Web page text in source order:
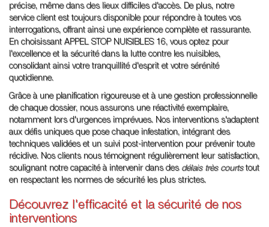
précise, même dans des lieux difficiles d'accès. De plus, notre
service client est toujours disponible pour répondre à toutes vos
interrogations, offrant ainsi une expérience complète et rassurante.
En choisissant APPEL STOP NUISIBLES 16, vous optez pour
l'excellence et la sécurité dans la lutte contre les nuisibles,
consolidant ainsi votre tranquillité d'esprit et votre sérénité
quotidienne.
Grâce à une planification rigoureuse et à une gestion professionnelle
de chaque dossier, nous assurons une réactivité exemplaire,
notamment lors d'urgences imprévues. Nos interventions s'adaptent
aux défis uniques que pose chaque infestation, intégrant des
techniques validées et un suivi post-intervention pour prévenir toute
récidive. Nos clients nous témoignent régulièrement leur satisfaction,
soulignant notre capacité à intervenir dans des délais très courtstout
en respectant les normes de sécurité les plus strictes.
Découvrez l'efficacité et la sécurité de nos
interventions